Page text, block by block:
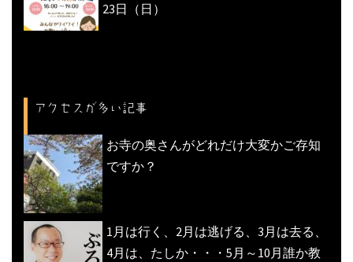
23日（日）
アクセスが多い記事
お寺の奥さんがどれだけ大変かご存知
ですか？
1月は行く、2月は逃げる、3月は去る、
4月は、たしか・・・5月～10月誰か教